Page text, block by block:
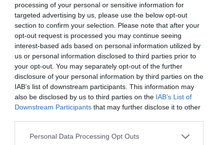
processing of your personal or sensitive information for
targeted advertising by us, please use the below opt-out
section to confirm your selection. Please note that after your
opt-out request is processed you may continue seeing
interest-based ads based on personal information utilized by
us or personal information disclosed to third parties prior to
your opt-out. You may separately opt-out of the further
disclosure of your personal information by third parties on the
IAB’s list of downstream participants. This information may
also be disclosed by us to third parties on the IAB’s List of
Downstream Participants that may further disclose it to other
Please note that this website/app uses one or more Google
Personal Data Processing Opt Outs
Stop Eating These 3 Foods That Are Known to
Cause Parasites
More
175 162